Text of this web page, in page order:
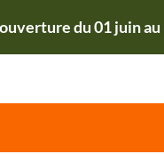
du 01 juin